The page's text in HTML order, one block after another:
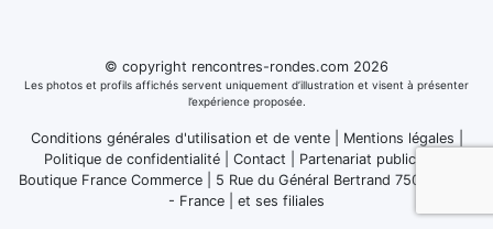
© copyright rencontres-rondes.com 2026
Les photos et profils affichés servent uniquement d’illustration et visent à présenter
l’expérience proposée.
Conditions générales d'utilisation et de vente| Mentions légales
Politique de confidentialité
Contact
Partenariat publicitaire
Boutique France Commerce | 5 Rue du Général Bertrand 75007 Paris
- France
et ses filiales